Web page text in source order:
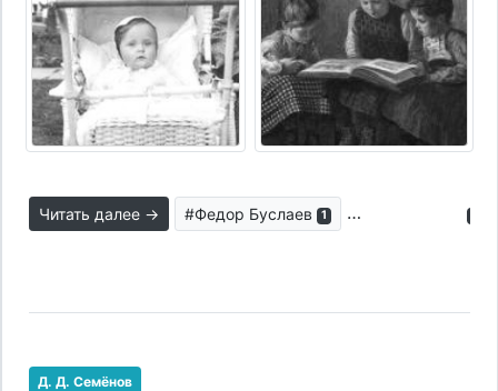
Читать далее → #Федор Буслаев 1 #университет
Д. Д. Семёнов